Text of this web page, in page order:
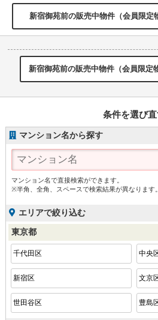
新宿御苑前の販売中物件（会員限定
新宿御苑前の販売中物件（会員限定
条件を選び
マンション名から探す
マンション名で直接検索ができます。
※半角、全角、スペースで検索結果が異なります。
エリアで絞り込む
東京都
千代田区 中央
新宿区 文京
世田谷区 豊島